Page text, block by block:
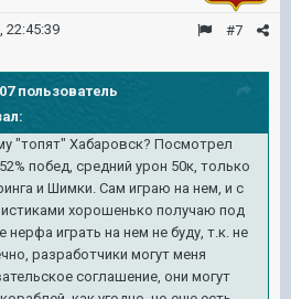
#7
22:45:39
пользователь
"топят" Хабаровск? Посмотрел
побед, средний урон 50к, только
и Шимки. Сам играю на нем, и с
хорошенько получаю под
играть на нем не буду, т.к. не
разработчики могут меня
соглашение, они могут